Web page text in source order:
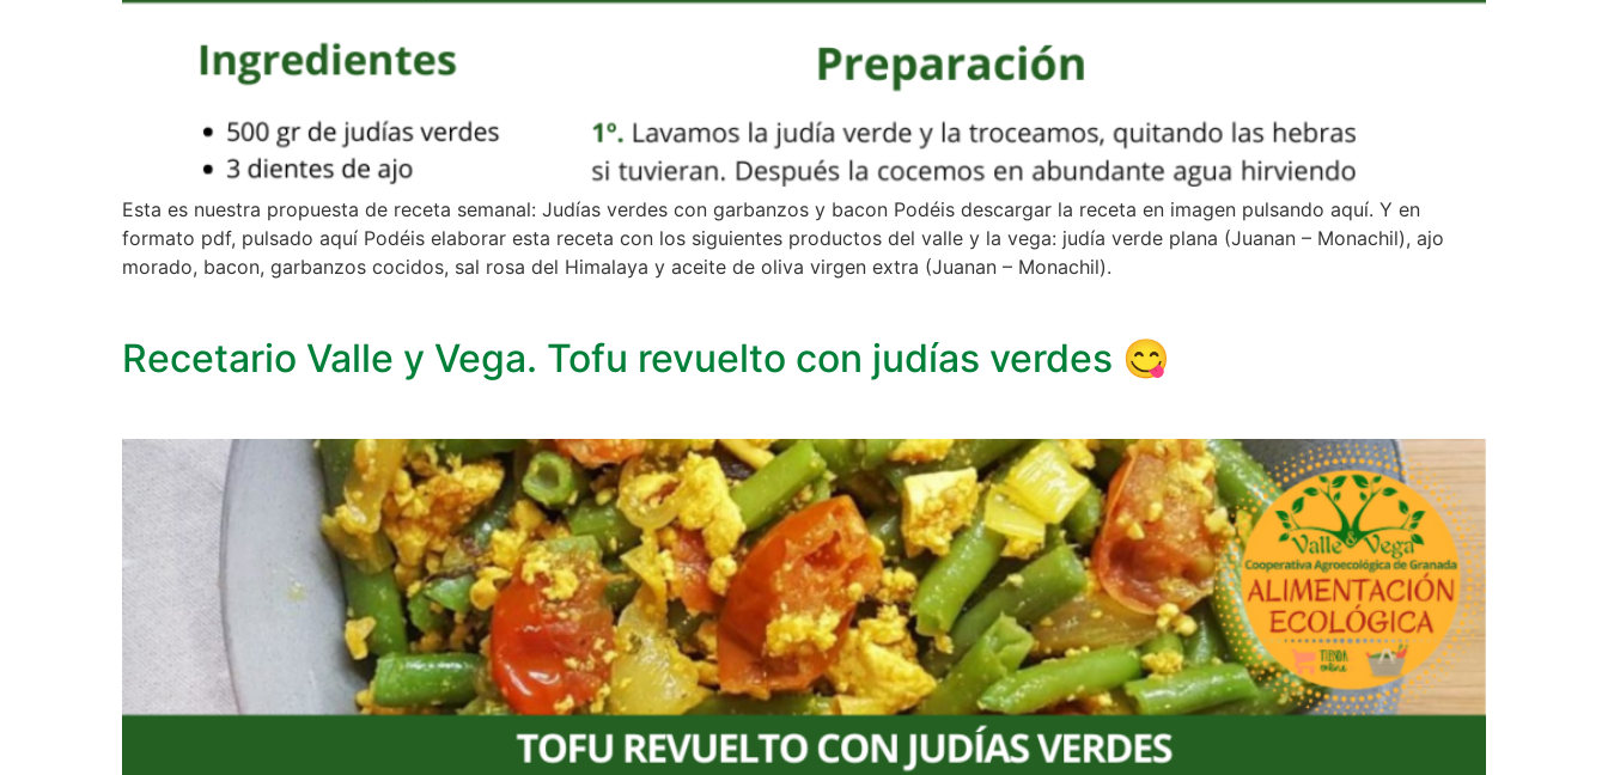
Esta es nuestra propuesta de receta semanal: Judías verdes con garbanzos y bacon Podéis descargar la receta en imagen pulsando aquí. Y en
formato pdf, pulsado aquí Podéis elaborar esta receta con los siguientes productos del valle y la vega: judía verde plana (Juanan – Monachil), ajo
morado, bacon, garbanzos cocidos, sal rosa del Himalaya y aceite de oliva virgen extra (Juanan – Monachil).
Recetario Valle y Vega. Tofu revuelto con judías verdes 😋